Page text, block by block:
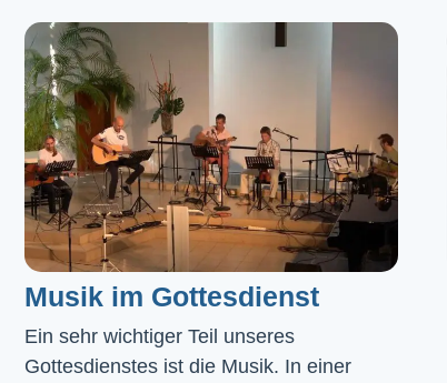
Musik im Gottesdienst​
Ein sehr wichtiger Teil unseres
Gottesdienstes ist die Musik. In einer